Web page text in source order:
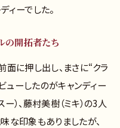
ィーでした。
の開拓者たち
面に押し出し、まさに“クラ
ューしたのがキャンディー
ー）、藤村美樹（ミキ）の3人
な印象もありましたが、